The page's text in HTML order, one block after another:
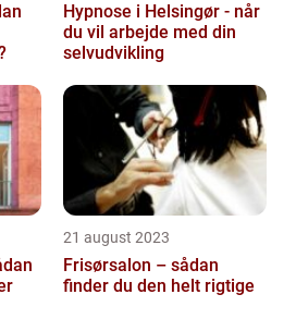
Hypnose i Helsingør - når
du vil arbejde med din
selvudvikling
21 august 2023
Frisørsalon – sådan
finder du den helt rigtige